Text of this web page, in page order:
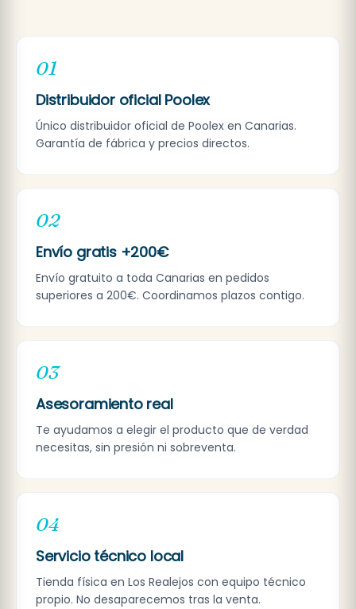
01
Distribuidor oficial Poolex
Único distribuidor oficial de Poolex en Canarias.
Garantía de fábrica y precios directos.
02
Envío gratis +200€
Envío gratuito a toda Canarias en pedidos
superiores a 200€. Coordinamos plazos contigo.
03
Asesoramiento real
Te ayudamos a elegir el producto que de verdad
necesitas, sin presión ni sobreventa.
04
Servicio técnico local
Tienda física en Los Realejos con equipo técnico
propio. No desaparecemos tras la venta.